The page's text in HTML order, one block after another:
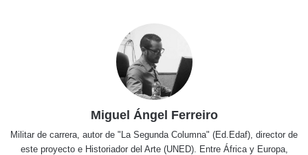
Miguel Ángel Ferreiro
Militar de carrera, autor de "La Segunda Columna" (Ed.Edaf), director de
este proyecto e Historiador del Arte (UNED). Entre África y Europa,